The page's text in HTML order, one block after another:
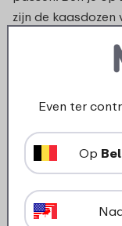
zijn de
Wat is het
kaasstolp? Om
als kaasdozen
bewaren en het
varianten
langer vers. Het
Even ter
Op